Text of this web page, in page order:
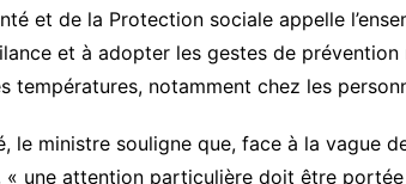
et de la Protection sociale appelle
et à adopter les gestes de
températures, notamment chez les
le ministre souligne que, face à la vague
« une attention particulière doit être